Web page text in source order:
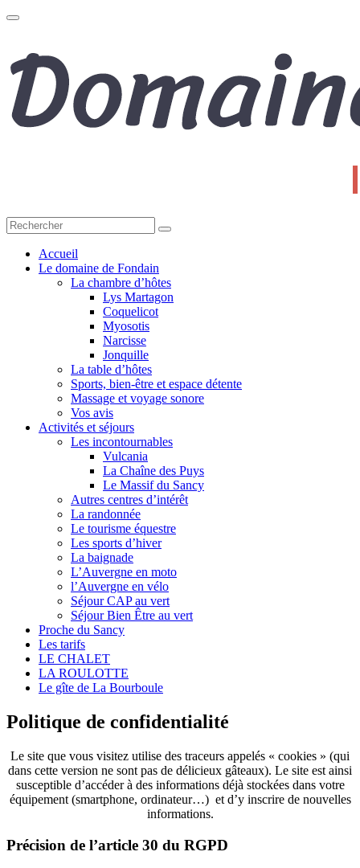
Toggle
Accueil
Le domaine de Fondain
La chambre d’hôtes
Lys Martagon
Coquelicot
Myosotis
Narcisse
Jonquille
La table d’hôtes
Sports, bien-être et espace détente
Massage et voyage sonore
Vos avis
Activités et séjours
Les incontournables
Vulcania
La Chaîne des Puys
Le Massif du Sancy
Autres centres d’intérêt
La randonnée
Le tourisme équestre
Les sports d’hiver
La baignade
L’Auvergne en moto
l’Auvergne en vélo
Séjour CAP au vert
Séjour Bien Être au vert
Proche du Sancy
Les tarifs
LE CHALET
LA ROULOTTE
Le gîte de La Bourboule
Politique de confidentialité
Le site que vous visitez utilise des traceurs appelés « cookies » (qui
dans cette version ne sont pas de délicieux gâteaux). Le site est ainsi
susceptible d’accéder à des informations déjà stockées dans votre
équipement (smartphone, ordinateur…) et d’y inscrire de nouvelles
informations.
Précision de l’article 30 du RGPD